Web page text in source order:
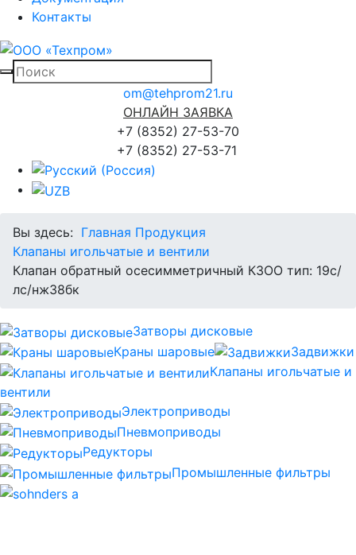
Контакты
om@tehprom21.ru
ОНЛАЙН ЗАЯВКА
+7 (8352) 27-53-70
+7 (8352) 27-53-71
Вы здесь: Главная Продукция
Клапаны игольчатые и вентили
Клапан обратный осесимметричный КЗОО тип: 19с/
лс/нж38бк
Затворы дисковые
Краны шаровые
Задвижки
Клапаны игольчатые и
вентили
Электроприводы
Пневмоприводы
Редукторы
Промышленные фильтры